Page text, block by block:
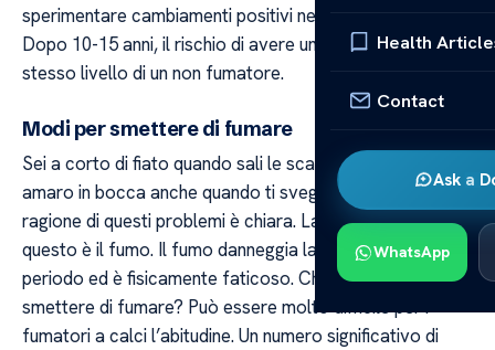
Health
Contact
Ask a
WhatsApp
sperimentare cambiamenti positivi nel vostro corpo.
Dopo 10-15 anni, il rischio di avere un infarto sarà allo
stesso livello di un non fumatore.
Modi per smettere di fumare
Sei a corto di fiato quando sali le scale? Senti un sapore
amaro in bocca anche quando ti svegli la mattina? La
ragione di questi problemi è chiara. La ragione di tutto
questo è il fumo. Il fumo danneggia la salute nel lungo
periodo ed è fisicamente faticoso. Che ne dici di
smettere di fumare? Può essere molto difficile per i
fumatori a calci l’abitudine. Un numero significativo di